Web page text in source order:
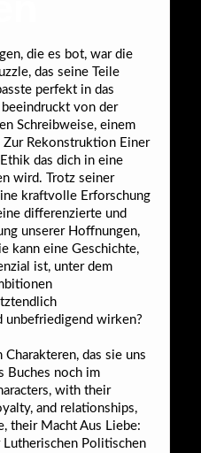
die es bot, war die
das seine Teile
perfekt in das
von der
Schreibweise, einem
Rekonstruktion Einer
das dich in eine
wird. Trotz seiner
kraftvolle Erforschung
differenzierte und
unserer Hoffnungen,
kann eine Geschichte,
ist, unter dem
unbefriedigend wirken?
das sie uns
Buches noch im
with their
and relationships,
their Macht Aus Liebe:
Politischen